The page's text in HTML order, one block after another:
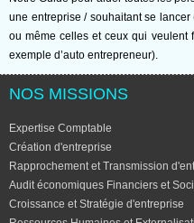
une entreprise / souhaitant se
ou même celles et ceux qui veulent
exemple d’auto entrepreneur).
NOS MISSIONS
Expertise Comptable
Création d'entreprise
Rapprochement et Transmission
Audit économiques Financiers et
Croissance et Stratégie d'entreprise